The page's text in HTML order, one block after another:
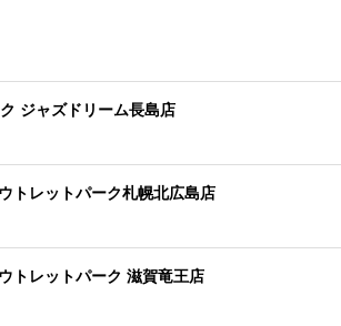
ジャズドリーム長島店
トレットパーク札幌北広島店
トレットパーク 滋賀竜王店